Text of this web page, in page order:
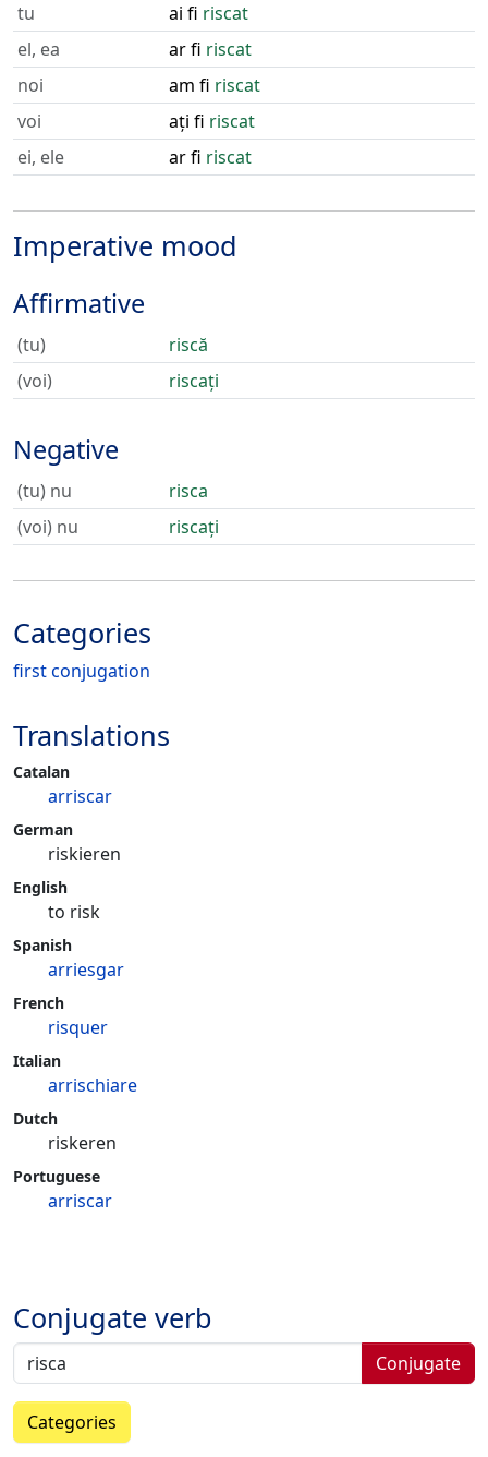
tu
ai fi riscat
el, ea
ar fi riscat
noi
am fi riscat
voi
ați fi riscat
ei, ele
ar fi riscat
Imperative mood
Affirmative
(tu)
riscă
(voi)
riscați
Negative
(tu) nu
risca
(voi) nu
riscați
Categories
first conjugation
Translations
Catalan
arriscar
German
riskieren
English
to risk
Spanish
arriesgar
French
risquer
Italian
arrischiare
Dutch
riskeren
Portuguese
arriscar
Conjugate verb
Conjugate
Categories